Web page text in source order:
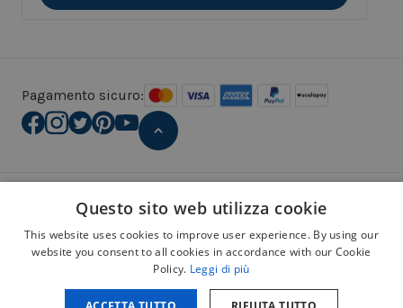
Pagamento sicuro:
Informativa sulla privacy
Política sui cookie
Política sui social media
Copyright © 2026 gommapiumasumisura.com. Tutti i diritti
Questo sito web utilizza cookie
This website uses cookies to improve user experience. By using our
website you consent to all cookies in accordance with our Cookie
Policy. Leggi di più